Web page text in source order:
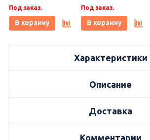
кг, Плитонит
Под заказ.
В корзину
1 кг, Плитонит
Под заказ.
В корзину
Характеристики
Описание
Доставка
Комментарии